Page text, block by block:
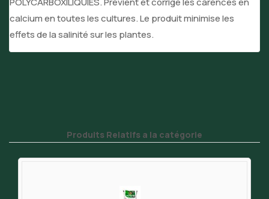
calcium en toutes les cultures. Le produit minimise les
effets de la salinité sur les plantes.
Produits Relatifs a la catégorie